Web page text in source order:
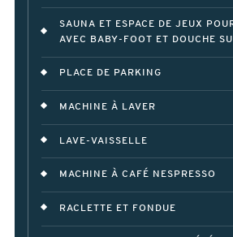
SAUNA ET ESPACE DE JEUX
AVEC BABY-FOOT ET DOUCHE
PLACE DE PARKING
MACHINE À LAVER
LAVE-VAISSELLE
MACHINE À CAFÉ NESPRESSO
RACLETTE ET FONDUE